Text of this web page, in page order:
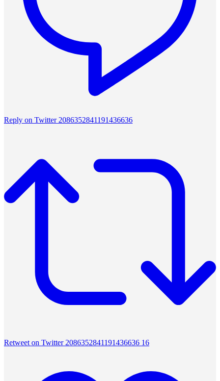
Reply on Twitter 2086352841191436636
Retweet on Twitter 2086352841191436636 16